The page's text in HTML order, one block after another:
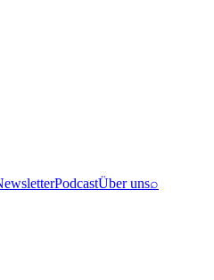
PodcastÜber uns⌕